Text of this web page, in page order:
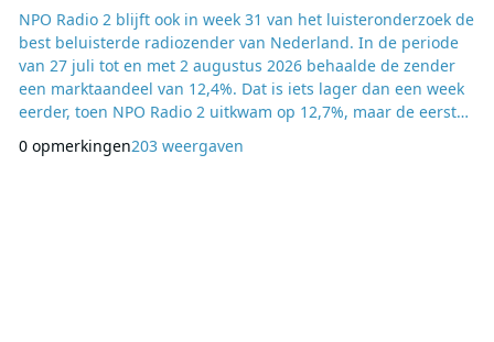
NPO Radio 2 blijft ook in week 31 van het luisteronderzoek de
best beluisterde radiozender van Nederland. In de periode
van 27 juli tot en met 2 augustus 2026 behaalde de zender
een marktaandeel van 12,4%. Dat is iets lager dan een week
eerder, toen NPO Radio 2 uitkwam op 12,7%, maar de eerste
marktaandeel van 9,4%, een lichte daling ten opzichte van de
0 opmerkingen203 weergaven